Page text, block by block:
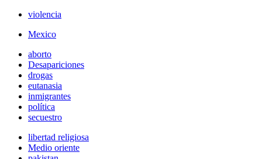
violencia
Mexico
aborto
Desapariciones
drogas
eutanasia
inmigrantes
política
secuestro
libertad religiosa
Medio oriente